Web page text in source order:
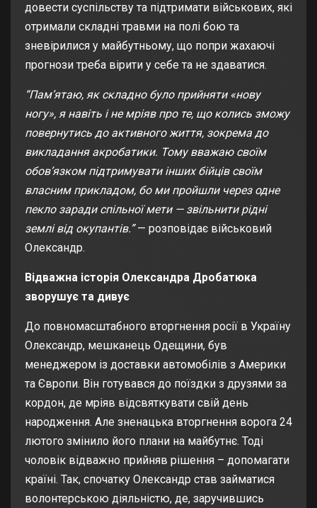
довести суспільству та підтримати військових, які
отримали складні травми на полі бою та
зневірилися у майбутньому, що попри жахаючі
прогнози треба вірити у себе та не здаватися.
“Пам’ятаю, як складно було прийняти «нову
ногу», я навіть і не мріяв про те, що колись зможу
повернутись до активного життя, зокрема до
викладання акробатики. Тому вважаю своїм
обов’язком підтримувати інших бійців своїм
власним прикладом, бо ми пройшли через одне
пекло заради спільної мети — звільнити рідні
землі від окупантів.”— розповідає військовий
Олександр.
Відважна історія Олександра Дробатюка
зворушує та дивує
До повномасштабного вторгнення росії в Україну
Олександр, мешканець Одещини, був
менеджером із доставки автомобілів з Америки
та Європи. Він готувався до поїздки з друзями за
кордон, де мріяв відсвяткувати свій день
народження. Але зненацька вторгнення ворога 24
лютого змінило його плани на майбутнє. Тоді
чоловік відважно прийняв рішення – допомагати
країні. Так, спочатку Олександр став займатися
волонтерською діяльністю, де, заручившись